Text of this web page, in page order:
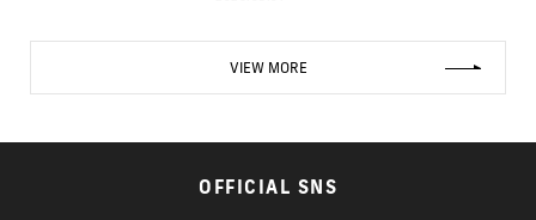
VIEW MORE
OFFICIAL SNS